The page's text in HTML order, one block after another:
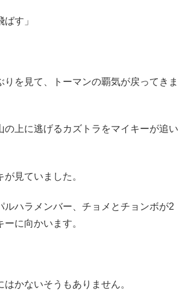
ばす」
りを見て、トーマンの覇気が戻ってきま
の上に逃げるカズトラをマイキーが追い
見ていました。
ルハラメンバー、チョメとチョンボが2
ーに向かいます。
かないそうもありません。